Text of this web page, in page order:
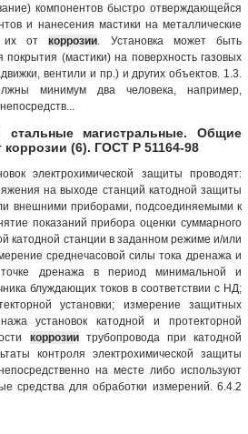
компонентов быстро отверждающейся
и нанесения мастики на металлические
их откоррозии . Установка может быть
(мастики) на поверхность газовых
вентили и пр.) и других объектов. 1.3.
минимум два человека, например,
стальные магистральные. Общие
коррозии (6). ГОСТ Р 51164-98
электрохимической защиты проводят:
на выходе станций катодной защиты
внешними приборами, подсоединяемыми к
показаний прибора оценки суммарного
катодной станции в заданном режиме и/или
среднечасовой силы тока дренажа и
дренажа в период минимальной и
блуждающих токов в соответствии с НД;
установки; измерение защитных
установок катодной и протекторной
коррозиитрубопровода при катодной
контроля электрохимической защиты
на месте либо используют
средства для обработки измерений. 6.4.2